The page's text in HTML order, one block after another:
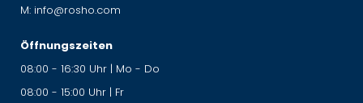
M: info@rosho.com
Öffnungszeiten
08:00 - 16:30 Uhr | Mo - Do
08:00 - 15:00 Uhr | Fr